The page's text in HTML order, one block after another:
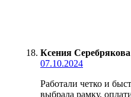
Ксения Серебрякова
07.10.2024
Работали четко и
выбрала рамку,